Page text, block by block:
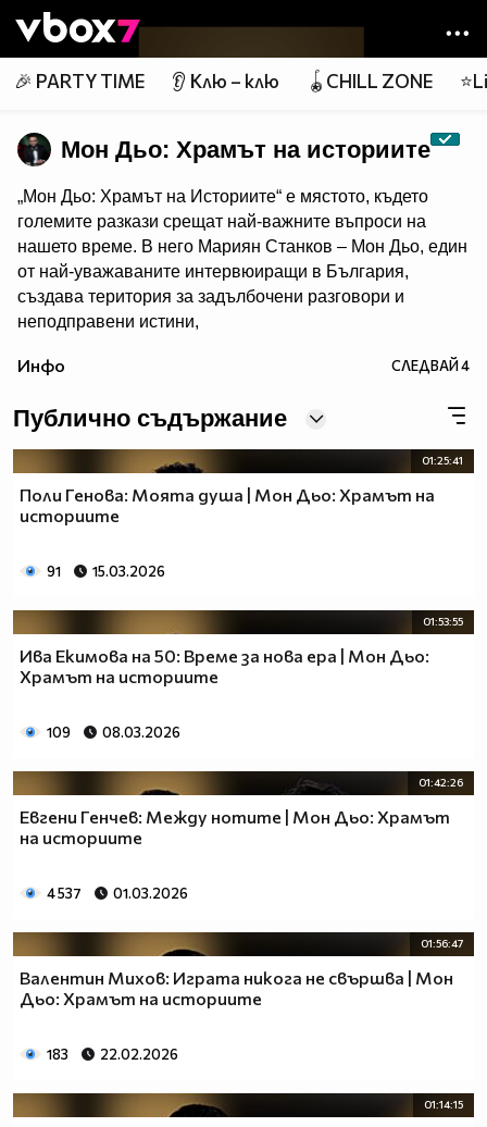
👾
🎉 PARTY TIME 👂 Клю – клю 🪀CHILL ZONE
Мон Дьо: Храмът на историите
„Мон Дьо: Храмът на Историите“ е мястото, където
големите разкази срещат най-важните въпроси на
нашето време. В него Мариян Станков – Мон Дьо, един
от най-уважаваните интервюиращи в България,
създава територия за задълбочени разговори и
неподправени истини,
в които гостите разкриват истини, които никога преди
Инфо СЛЕДВАЙ4
Публично съдържание
01:25:41
Поли Генова: Моята душа | Мон Дьо: Храмът на
историите
91 15.03.2026
01:53:55
Ива Екимова на 50: Време за нова ера | Мон Дьо:
Храмът на историите
109 08.03.2026
01:42:26
Евгени Генчев: Между нотите | Мон Дьо: Храмът
на историите
4 537 01.03.2026
01:56:47
Валентин Михов: Играта никога не свършва | Мон
Дьо: Храмът на историите
183 22.02.2026
01:14:15